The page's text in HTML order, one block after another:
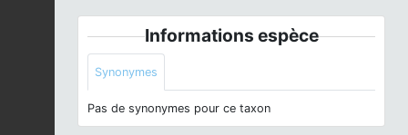
Informations espèce
Synonymes
Pas de synonymes pour ce taxon